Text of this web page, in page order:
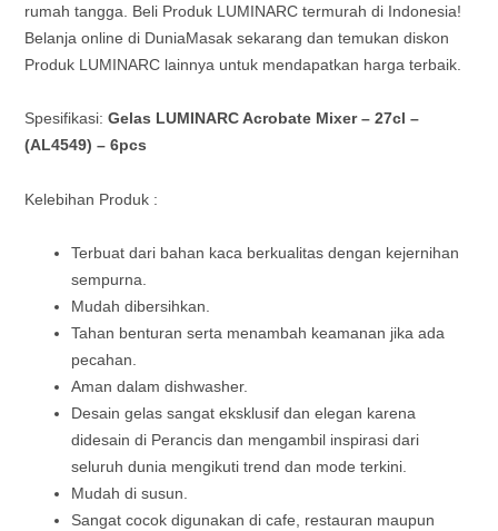
rumah tangga. Beli Produk LUMINARC termurah di Indonesia!
Belanja online di DuniaMasak sekarang dan temukan diskon
Produk LUMINARC lainnya untuk mendapatkan harga terbaik.
Spesifikasi: Gelas LUMINARC Acrobate Mixer – 27cl –
(AL4549) – 6pcs
Kelebihan Produk :
Terbuat dari bahan kaca berkualitas dengan kejernihan
sempurna.
Mudah dibersihkan.
Tahan benturan serta menambah keamanan jika ada
pecahan.
Aman dalam dishwasher.
Desain gelas sangat eksklusif dan elegan karena
didesain di Perancis dan mengambil inspirasi dari
seluruh dunia mengikuti trend dan mode terkini.
Mudah di susun.
Sangat cocok digunakan di cafe, restauran maupun